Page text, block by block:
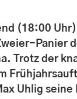
(18:00
Panier
Trotz der
Uhlig seine